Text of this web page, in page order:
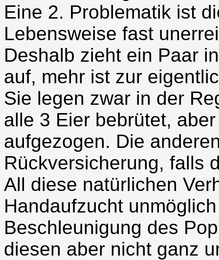
Eine 2. Problematik ist
Lebensweise fast
Deshalb zieht ein Paar
auf, mehr ist zur
Sie legen zwar in der
alle 3 Eier bebrütet,
aufgezogen. Die
Rückversicherung, falls
All diese natürlichen
Handaufzucht
Beschleunigung des
diesen aber nicht ganz